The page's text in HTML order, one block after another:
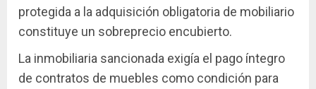
protegida a la adquisición obligatoria de mobiliario
constituye un sobreprecio encubierto.
La inmobiliaria sancionada exigía el pago íntegro
de contratos de muebles como condición para